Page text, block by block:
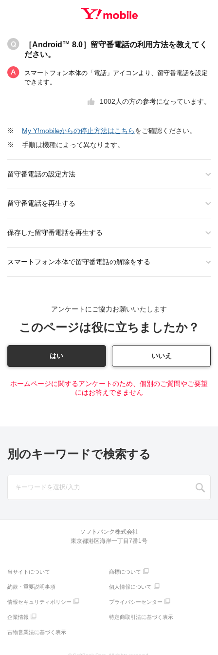
［Android™ 8.0］留守番電話の利用方法を教えてく
ださい。
スマートフォン本体の「電話」アイコンより、留守番電話を設定
できます。
1002 人の方の参考になっています。
※ My Y!mobileからの停止方法はこちらをご確認ください。
※
手順は機種によって異なります。
留守番電話の設定方法
留守番電話を再生する
保存した留守番電話を再生する
スマートフォン本体で留守番電話の解除をする
アンケートにご協力お願いいたします
このページは役に立ちましたか？
はい いいえ
ホームページに関するアンケートのため、個別のご質問やご要望
にはお答えできません
別のキーワードで検索する
ソフトバンク株式会社
東京都港区海岸一丁目7番1号
当サイトについて 商標について
約款・重要説明事項 個人情報について
情報セキュリティポリシー プライバシーセンター
企業情報 特定商取引法に基づく表示
古物営業法に基づく表示